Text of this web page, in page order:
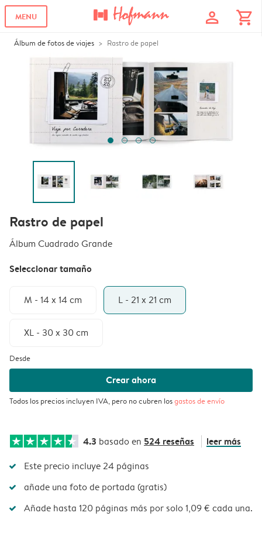
MENU profile shopping_cart
Álbum de fotos de viajes Rastro de papel
Rastro de papel
Álbum Cuadrado Grande
Seleccionar tamaño
M - 14 x 14 cm L - 21 x 21 cm
XL - 30 x 30 cm
Desde
Crear ahora
Todos los precios incluyen IVA, pero no cubren losgastos de envío
4.3 basado en 524 reseñas leer más
Este precio incluye 24 páginas
añade una foto de portada (gratis)
Añade hasta 120 páginas más por solo 1,09 € cada una.